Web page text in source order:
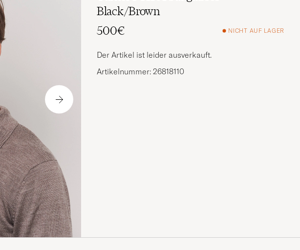
Black/Brown
500€
NICHT AUF LAGER
Der Artikel ist leider ausverkauft.
Artikelnummer: 26818110